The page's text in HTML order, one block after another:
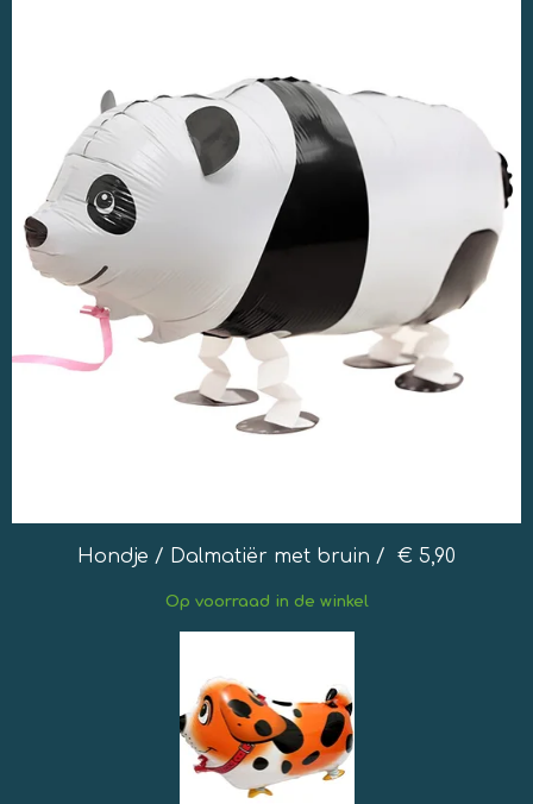
Hondje / Dalmatiër met bruin / € 5,90
Op voorraad in de winkel